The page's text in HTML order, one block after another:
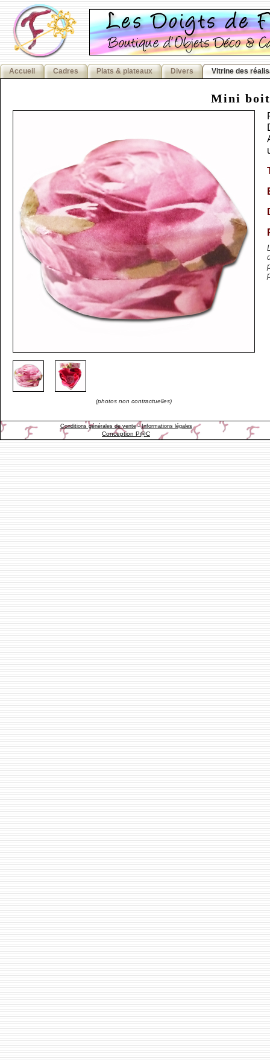
Accueil Cadres Plats & plateaux Divers Vitrine des
Mini
(photos non contractuelles)
Conditions générales de vente-Informations légales
Conception P@C